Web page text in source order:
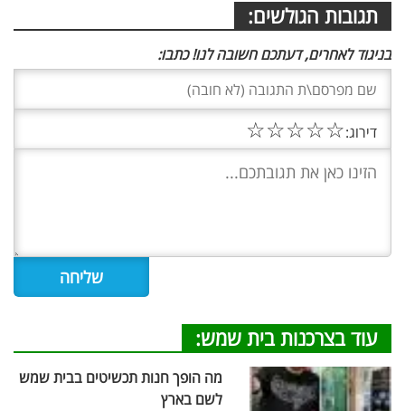
תגובות הגולשים:
בניגוד לאחרים, דעתכם חשובה לנו! כתבו:
דירוג:☆
☆
☆
☆
☆
עוד בצרכנות בית שמש:
מה הופך חנות תכשיטים בבית שמש
לשם בארץ